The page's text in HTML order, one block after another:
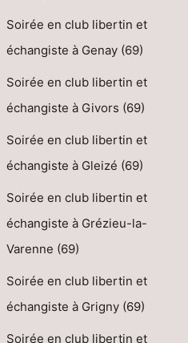
Soirée en club libertin et
échangiste à Genay (69)
Soirée en club libertin et
échangiste à Givors (69)
Soirée en club libertin et
échangiste à Gleizé (69)
Soirée en club libertin et
échangiste à Grézieu-la-
Varenne (69)
Soirée en club libertin et
échangiste à Grigny (69)
Soirée en club libertin et